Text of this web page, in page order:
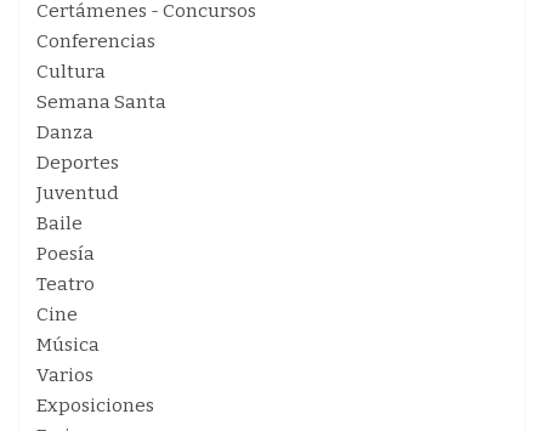
Certámenes - Concursos
Conferencias
Cultura
Semana Santa
Danza
Deportes
Juventud
Baile
Poesía
Teatro
Cine
Música
Varios
Exposiciones